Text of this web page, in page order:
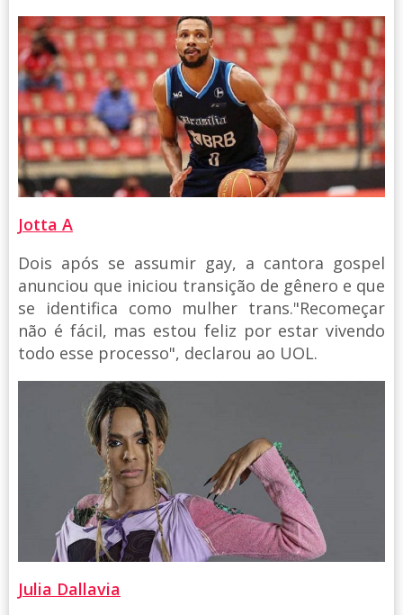
Jotta A
Dois após se assumir gay, a cantora gospel
anunciou que iniciou transição de gênero e que
se identifica como mulher trans."Recomeçar
não é fácil, mas estou feliz por estar vivendo
todo esse processo", declarou ao UOL.
Julia Dallavia